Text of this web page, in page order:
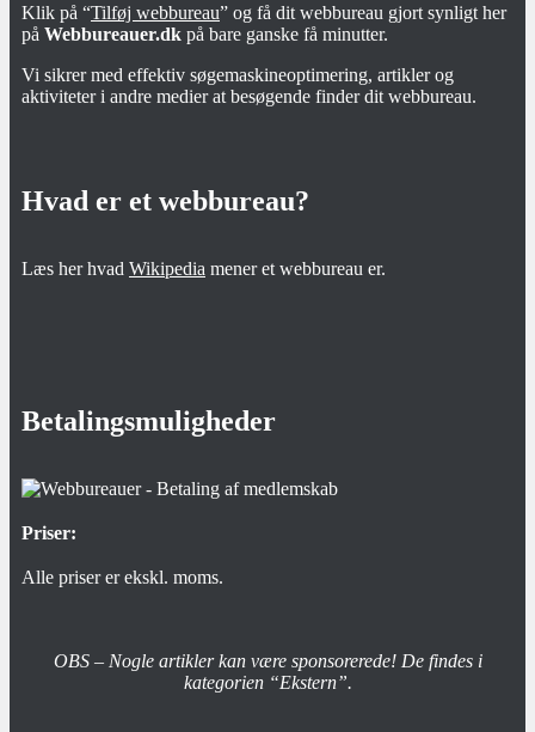
Klik på “Tilføj webbureau” og få dit webbureau gjort synligt her
på Webbureauer.dk på bare ganske få minutter.
Vi sikrer med effektiv søgemaskineoptimering, artikler og
aktiviteter i andre medier at besøgende finder dit webbureau.
Hvad er et webbureau?
Læs her hvad Wikipedia mener et webbureau er.
Betalingsmuligheder
Priser:
Alle priser er ekskl. moms.
OBS – Nogle artikler kan være sponsorerede! De findes i
kategorien “Ekstern”.